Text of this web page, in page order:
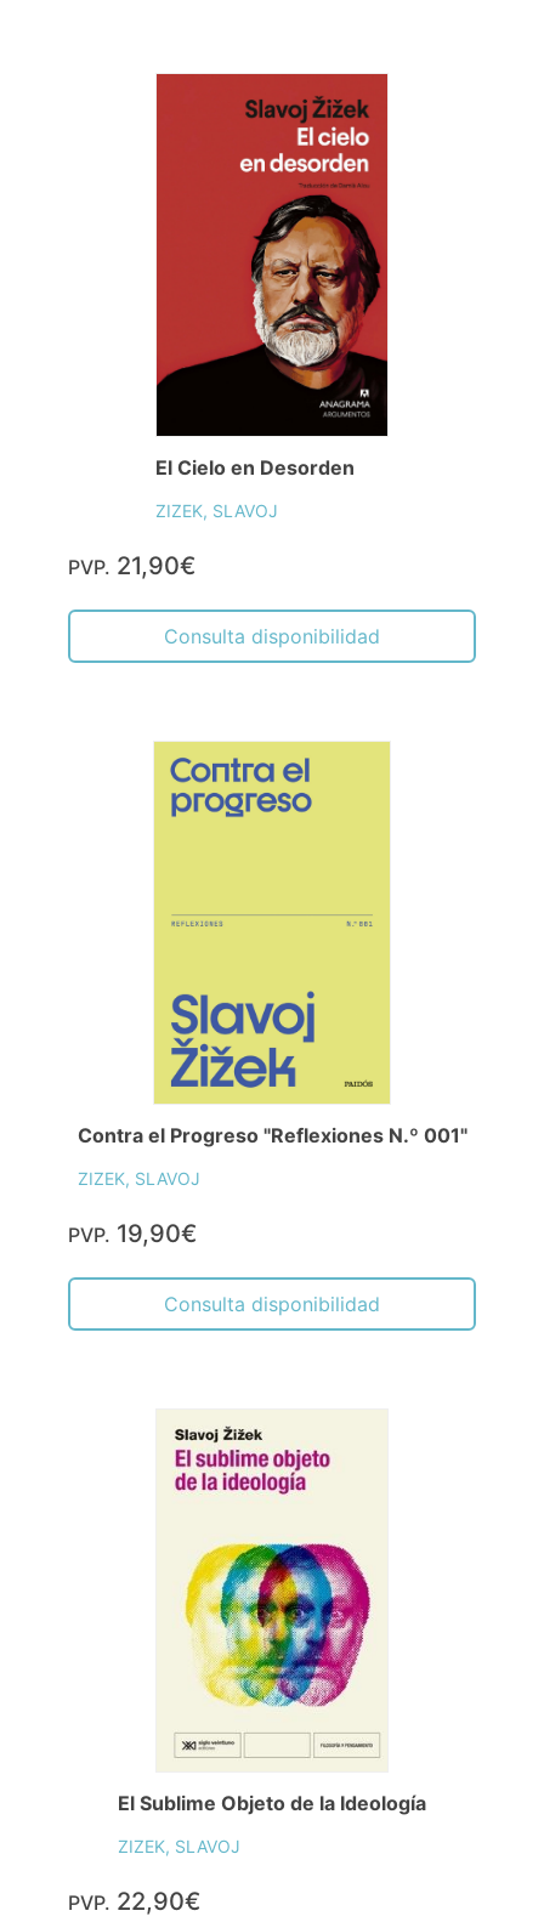
El Cielo en Desorden
ZIZEK, SLAVOJ
PVP. 21,90€
Consulta disponibilidad
Contra el Progreso "Reflexiones N.º 001"
ZIZEK, SLAVOJ
PVP. 19,90€
Consulta disponibilidad
El Sublime Objeto de la Ideología
ZIZEK, SLAVOJ
PVP. 22,90€